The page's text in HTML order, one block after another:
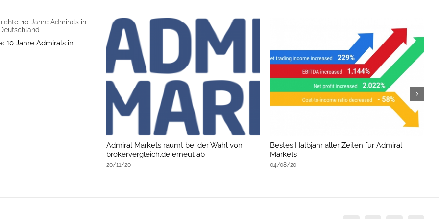
10 Jahre Admirals in
Admiral Markets räumt bei der Wahl von
brokervergleich.de erneut ab
20/11/20
Bestes Halbjahr aller Zeiten für Admiral
Markets
04/08/20